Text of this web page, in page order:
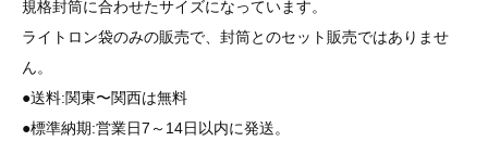
規格封筒に合わせたサイズになっています。
ライトロン袋のみの販売で、封筒とのセット販売ではありませ
ん。
●送料:関東〜関西は無料
●標準納期:営業日7～14日以内に発送。